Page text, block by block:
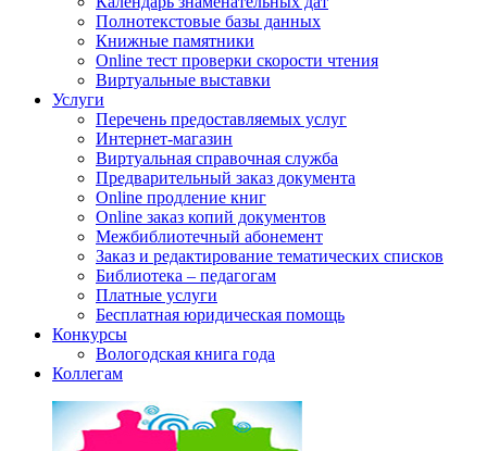
Полнотекстовые базы данных
Книжные памятники
Online тест проверки скорости чтения
Виртуальные выставки
Услуги
Перечень предоставляемых услуг
Интернет-магазин
Виртуальная справочная служба
Предварительный заказ документа
Online продление книг
Online заказ копий документов
Межбиблиотечный абонемент
Заказ и редактирование тематических списков
Библиотека – педагогам
Платные услуги
Бесплатная юридическая помощь
Конкурсы
Вологодская книга года
Коллегам